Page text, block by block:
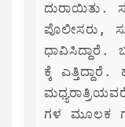
ದುರಾಯಿತು.
ಪೊಲೀಸರು,
ಧಾವಿಸಿದ್ದಾರೆ.
ಕ್ಕೆ
ಗಳ ಮೂಲಕ